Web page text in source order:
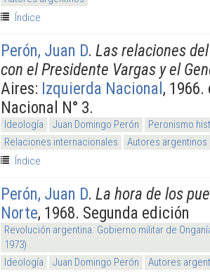
Índice
Perón, Juan D. Las relaciones
con el Presidente Vargas y el
Aires: Izquierda Nacional,
Nacional N° 3.
Ideología Juan Domingo Perón
Peronismo
Relaciones internacionales
Autores argentinos
Índice
Perón, Juan D. La hora de los
Norte, 1968. Segunda edición
Revolución argentina. Gobierno militar de
1973)
Ideología
Juan Domingo Perón
Autores